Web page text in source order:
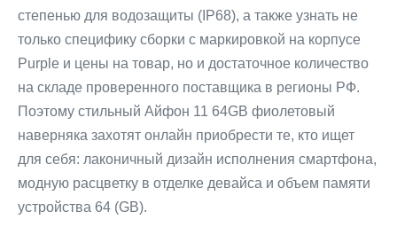
степенью для водозащиты (IP68), а также узнать не
только специфику сборки с маркировкой на корпусе
Purple и цены на товар, но и достаточное количество
на складе проверенного поставщика в регионы РФ.
Поэтому стильный Айфон 11 64GB фиолетовый
наверняка захотят онлайн приобрести те, кто ищет
для себя: лаконичный дизайн исполнения смартфона,
модную расцветку в отделке девайса и объем памяти
устройства 64 (GB).